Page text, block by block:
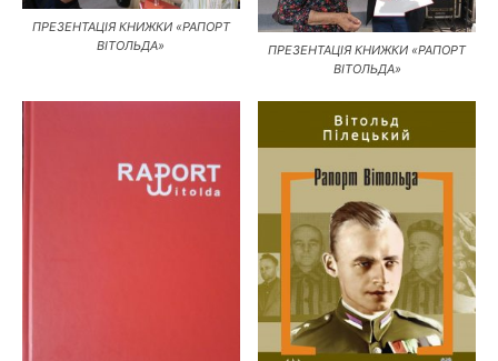
ПРЕЗЕНТАЦІЯ КНИЖКИ «РАПОРТ
ВІТОЛЬДА»
ПРЕЗЕНТАЦІЯ КНИЖКИ «РАПОРТ
ВІТОЛЬДА»